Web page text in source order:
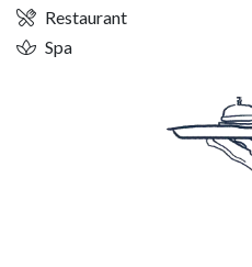
Restaurant
Spa